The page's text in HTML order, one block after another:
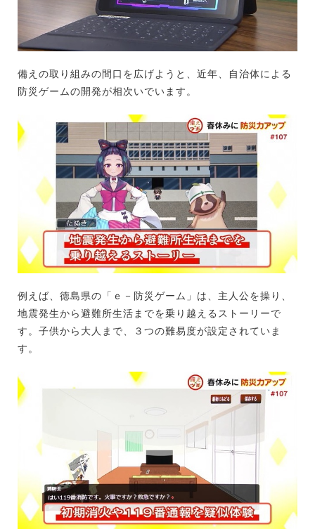
備えの取り組みの間口を広げようと、近年、自治体による
防災ゲームの開発が相次いでいます。
例えば、徳島県の「ｅ－防災ゲーム」は、主人公を操り、
地震発生から避難所生活までを乗り越えるストーリーで
す。子供から大人まで、３つの難易度が設定されていま
す。